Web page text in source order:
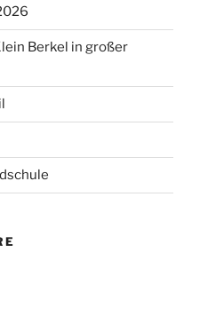
Berkel in großer